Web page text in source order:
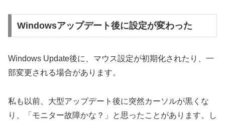
Windowsアップデート後に設定が変わった
Windows Update後に、マウス設定が初期化されたり、一
部変更される場合があります。
私も以前、大型アップデート後に突然カーソルが黒くな
り、「モニター故障かな？」と思ったことがあります。し